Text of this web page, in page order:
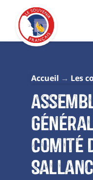
Accueil Les
comité